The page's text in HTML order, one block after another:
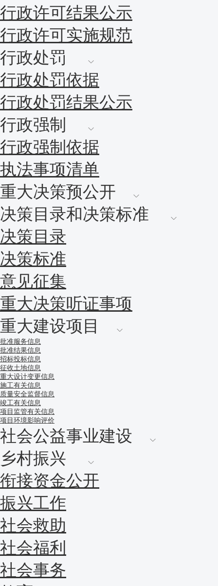
行政许可结果公示
行政许可实施规范
行政处罚
行政处罚依据
行政处罚结果公示
行政强制
行政强制依据
执法事项清单
重大决策预公开
决策目录和决策标准
决策目录
决策标准
意见征集
重大决策听证事项
重大建设项目
批准服务信息
批准结果信息
招标投标信息
征收土地信息
重大设计变更信息
施工有关信息
质量安全监督信息
竣工有关信息
项目监管有关信息
项目环境影响评价
社会公益事业建设
乡村振兴
衔接资金公开
振兴工作
社会救助
社会福利
社会事务